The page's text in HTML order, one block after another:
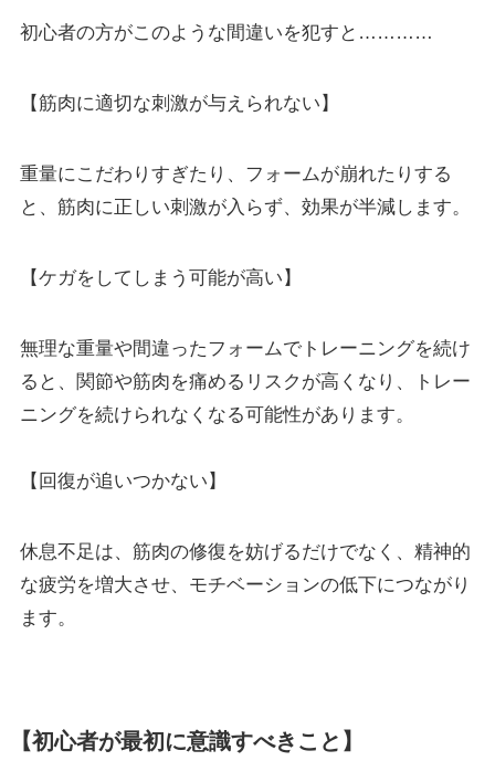
初心者の方がこのような間違いを犯すと…………
【筋肉に適切な刺激が与えられない】
重量にこだわりすぎたり、フォームが崩れたりする
と、筋肉に正しい刺激が入らず、効果が半減します。
【ケガをしてしまう可能が高い】
無理な重量や間違ったフォームでトレーニングを続け
ると、関節や筋肉を痛めるリスクが高くなり、トレー
ニングを続けられなくなる可能性があります。
【回復が追いつかない】
休息不足は、筋肉の修復を妨げるだけでなく、精神的
な疲労を増大させ、モチベーションの低下につながり
ます。
【初心者が最初に意識すべきこと】